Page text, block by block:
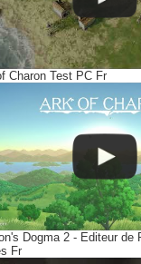
Charon Test PC Fr
Dogma 2 - Editeur de
Fr